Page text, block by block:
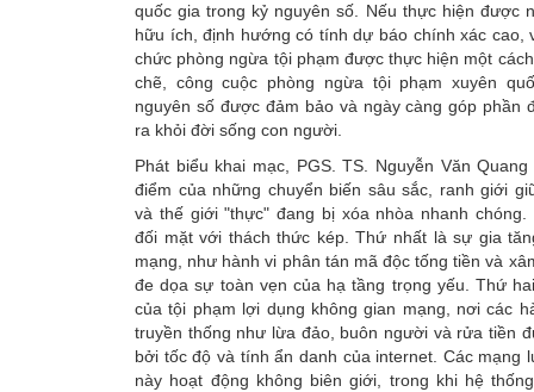
quốc gia trong kỷ nguyên số. Nếu thực hiện được
hữu ích, định hướng có tính dự báo chính xác cao,
chức phòng ngừa tội phạm được thực hiện một
chẽ, công cuộc phòng ngừa tội phạm xuyên
nguyên số được đảm bảo và ngày càng góp phần
ra khỏi đời sống con người.
Phát biểu khai mạc, PGS. TS. Nguyễn Văn
điểm của những chuyển biến sâu sắc, ranh giới
và thế giới "thực" đang bị xóa nhòa nhanh chóng.
đối mặt với thách thức kép. Thứ nhất là sự gia
mạng, như hành vi phân tán mã độc tống tiền và
đe dọa sự toàn vẹn của hạ tầng trọng yếu. Thứ
của tội phạm lợi dụng không gian mạng, nơi các
truyền thống như lừa đảo, buôn người và rửa tiền
bởi tốc độ và tính ẩn danh của internet. Các mạng
này hoạt động không biên giới, trong khi hệ